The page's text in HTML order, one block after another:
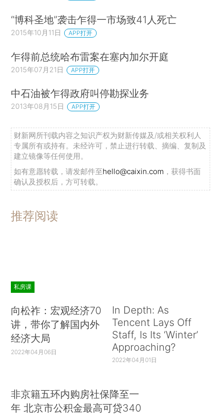
“博科圣地”袭击乍得一市场致41人死亡
2015年10月11日 APP打开
乍得前总统哈布雷案在塞内加尔开庭
2015年07月21日 APP打开
中石油被乍得政府叫停勘探业务
2013年08月15日 APP打开
财新网所刊载内容之知识产权为财新传媒及/或相关权利人
专属所有或持有。未经许可，禁止进行转载、摘编、复制及
建立镜像等任何使用。
如有意愿转载，请发邮件至hello@caixin.com ，获得书面
确认及授权后，方可转载。
推荐阅读
私房课
向松祚：宏观经济70
讲，带你了解国内外
经济大局
2022年04月06日
In Depth: As
Tencent Lays Off
Staff, Is Its ‘Winter’
Approaching?
2022年04月01日
非京籍五环内购房社保降至一
年 北京市公积金最高可贷340